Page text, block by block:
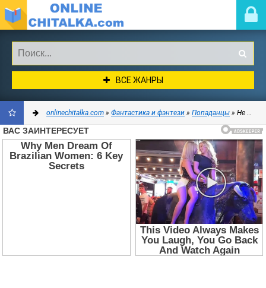
ВСЕ ЖАНРЫ
ДОБАВИТЬ
В
onlinechitalka.com » Фантастика и фэнтези » Попаданцы » Не тот Хагрид (СИ) - Савчук Алексей Иванович